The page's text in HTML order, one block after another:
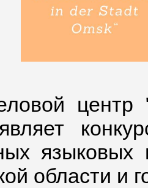
области и